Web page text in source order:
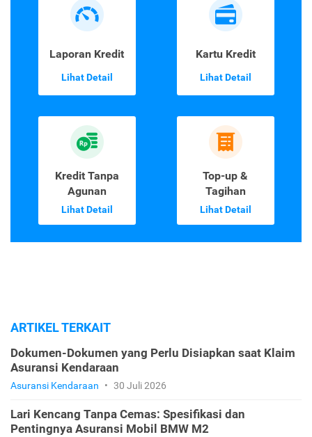
Laporan Kredit
Lihat Detail
Kartu Kredit
Lihat Detail
Kredit Tanpa
Agunan
Lihat Detail
Top-up &
Tagihan
Lihat Detail
ARTIKEL TERKAIT
Dokumen-Dokumen yang Perlu Disiapkan saat Klaim
Asuransi Kendaraan
Asuransi Kendaraan • 30 Juli 2026
Lari Kencang Tanpa Cemas: Spesifikasi dan
Pentingnya Asuransi Mobil BMW M2